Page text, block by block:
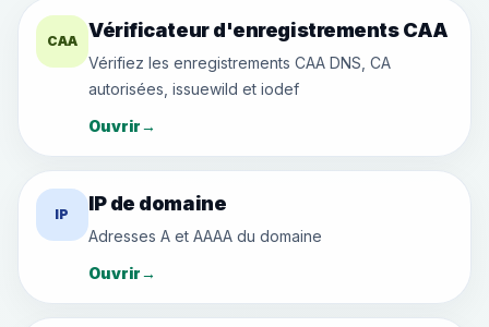
CAA Vérificateur d'enregistrements CAA
Vérifiez les enregistrements CAA DNS, CA
autorisées, issuewild et iodef
Ouvrir→
IP IP de domaine
Adresses A et AAAA du domaine
Ouvrir→